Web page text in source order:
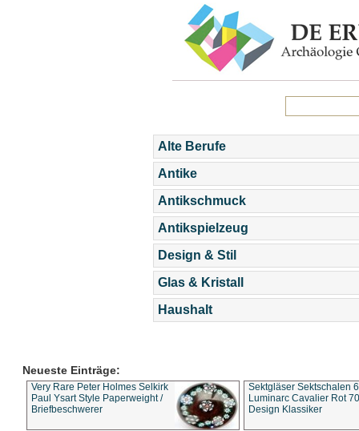
Alte Berufe
Antike
Antikschmuck
Antikspielzeug
Design & Stil
Glas & Kristall
Haushalt
Neueste Einträge:
Very Rare Peter Holmes Selkirk
Paul Ysart Style Paperweight /
Briefbeschwerer
Sektgläser Sektschalen
Luminarc Cavalier Rot
Design Klassiker